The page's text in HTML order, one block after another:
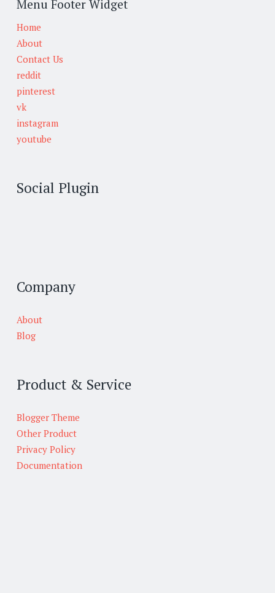
Menu Footer Widget
Home
About
Contact Us
reddit
pinterest
vk
instagram
youtube
Social Plugin
Company
About
Blog
Product & Service
Blogger Theme
Other Product
Privacy Policy
Documentation